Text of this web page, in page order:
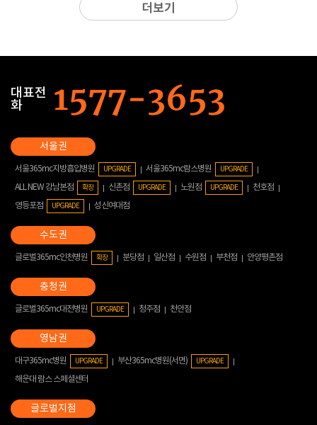
더보기
대표전
화
서울365mc지방흡입병원 UPGRADE 서울365mc람스병원 UPGRADE
ALL NEW 강남본점 확장 신촌점 UPGRADE 노원점 UPGRADE
천호점
영등포점
UPGRADE 성신여대점
글로벌365mc인천병원 확장 분당점 일산점 수원점 부천점 안양평촌점
글로벌365mc대전병원 UPGRADE 청주점 천안점
대구365mc병원 UPGRADE 부산365mc병원(서면) UPGRADE
해운대 람스 스페셜센터